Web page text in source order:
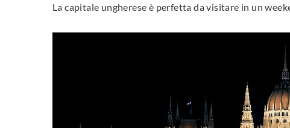
La capitale ungherese è perfetta da visitare in un